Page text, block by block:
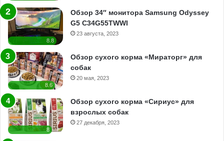
8.8
Обзор 34″ монитора Samsung Odyssey
G5 C34G55TWWI
23 августа, 2023
8.6
Обзор сухого корма «Мираторг» для
собак
20 мая, 2023
8
Обзор сухого корма «Сириус» для
взрослых собак
27 декабря, 2023